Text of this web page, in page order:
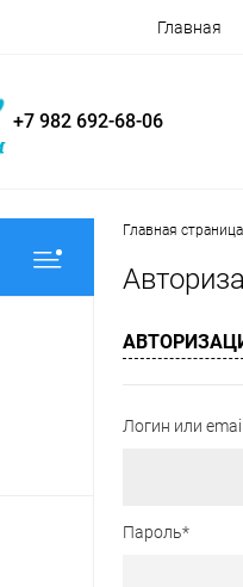
Главная
+7 982 692-68-06
Главная страница
Логин или
Пароль*